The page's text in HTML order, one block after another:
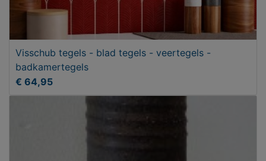
Visschub tegels - blad tegels - veertegels -
badkamertegels
€ 64,95